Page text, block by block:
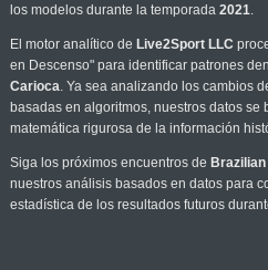
los modelos durante la temporada 2021.
El motor analítico de Live2Sport LLC
en Descenso" para identificar patrones
Carioca. Ya sea analizando los cambios
basadas en algoritmos, nuestros datos se
matemática rigurosa de la información
Siga los próximos encuentros de
nuestros análisis basados en datos para
estadística de los resultados futuros